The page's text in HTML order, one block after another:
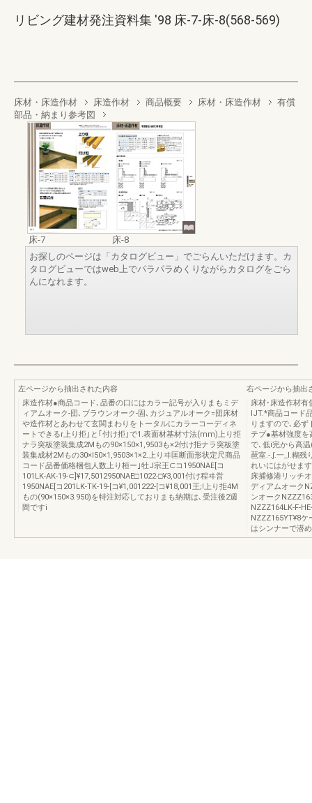
リビング建材発注資料集 '98 床-7-床-8(568-569)
床材・床造作材 床造作材 商品概要 床材・床造作材
有償
部品・納まり参考図
床-7
床-8
お探しのページは「カタログビュー」でごらんいただけます。カ
タログビューではweb上でパラパラめくりながらカタログをごら
んになれます。
左ページから抽出された内容
床造作材●商品コード､品番の口にはカラー記号が入りまもミデ
ィアムオーク-団､ブラウンオーク-固､カジュアルオーク=団床材
や造作材とあわせて玄関まわりをトータルにカラーコーディネ
ートできるr上り拒｣と｢付け拒｣で1.表面材基材寸法(mm)上り拒
ナラ突板塗装集成2Mもの90×150×1,9503も×2付け拒ナラ突板塗
装集成材2Mもの30×l50×1,9503×1×2.上りヰ匡断面形状定尺商品
コード品番価格梱包人数上り桓ー｣牡J宗王⊂コ1950NAE[コ
101LK-AK-19-⊂]¥17,5012950NAE□1022-□¥3,001付け程ヰ営
1950NAE[コ201LK-TK-19-[コ¥1,001222-[コ¥18,001王;!上り拒4M
もの(90×150×3.950)を特注対応しておりまも納期は､受注後2週
間ですi
右ページから抽出
床材･床造作材有
IJT.*商品コード
りますので､必
テプ●基材強度を
で､低i完から高
琶室.-.∫.一_I.糊
れいにはがせま
床捕修港リッチ
ディアムオーク
ンオーク
NZZZ164LK-F-
NZZZ165YT¥8
はシンナーで潜